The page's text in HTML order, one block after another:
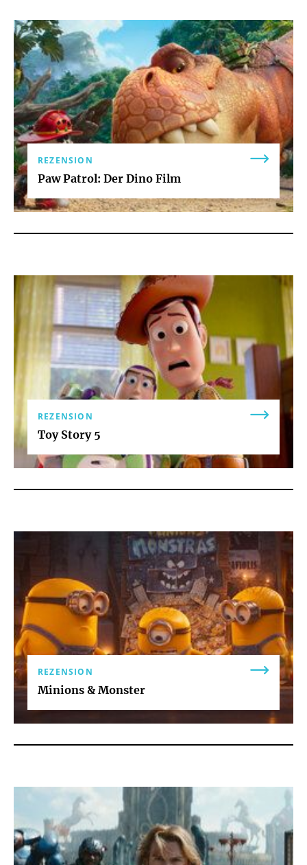
REZENSION
Paw Patrol: Der Dino Film
REZENSION
Toy Story 5
REZENSION
Minions & Monster